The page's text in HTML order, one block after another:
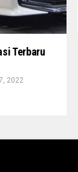
Terbaru
2022